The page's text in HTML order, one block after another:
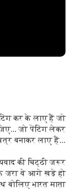
कर के लाए हैं जो
जो पेंटिंग लेकर
बनाकर लाए हैं...
की चिट्ठी जरूर
जरा वे आगे खड़े हो
भारत माता